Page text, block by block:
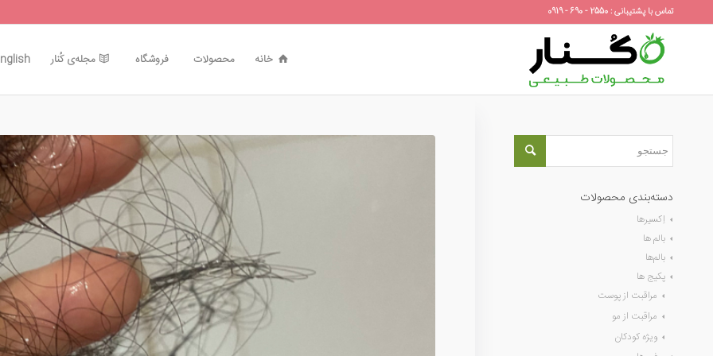
تماس با پشتیبانی : 2550 - 690 - 0919
خانه محصولات فروشگاه مجله‌ی کُنار
دسته‌بندی محصولات
اِکسیرها
بالم ها
بالم‌ها
پکیج ها
مراقبت از پوست
مراقبت از مو
ویژه کودکان